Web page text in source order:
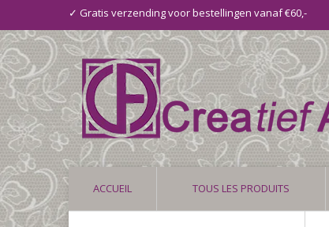
✓ Gratis verzending voor bestellingen vanaf €60,-
ACCUEIL TOUS LES PRODUITS